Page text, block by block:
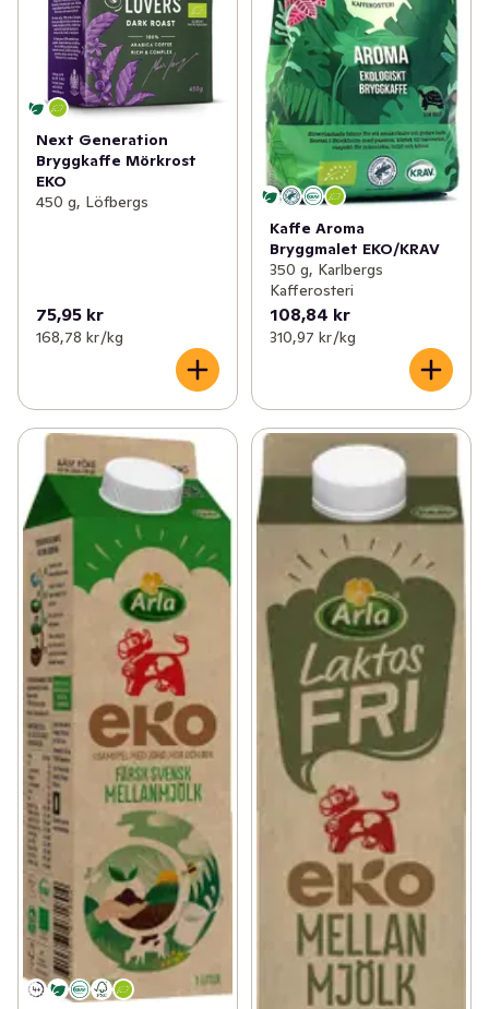
Next Generation
Bryggkaffe Mörkrost
EKO
450 g, Löfbergs
75,95 kr
168,78 kr /kg
Kaffe Aroma
Bryggmalet EKO/KRAV
350 g, Karlbergs
Kafferosteri
108,84 kr
310,97 kr /kg